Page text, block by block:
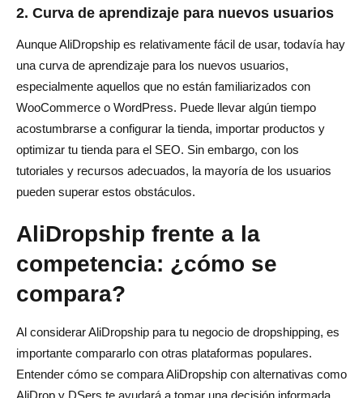
2. Curva de aprendizaje para nuevos usuarios
Aunque AliDropship es relativamente fácil de usar, todavía hay
una curva de aprendizaje para los nuevos usuarios,
especialmente aquellos que no están familiarizados con
WooCommerce o WordPress. Puede llevar algún tiempo
acostumbrarse a configurar la tienda, importar productos y
optimizar tu tienda para el SEO. Sin embargo, con los
tutoriales y recursos adecuados, la mayoría de los usuarios
pueden superar estos obstáculos.
AliDropship frente a la
competencia: ¿cómo se
compara?
Al considerar AliDropship para tu negocio de dropshipping, es
importante compararlo con otras plataformas populares.
Entender cómo se compara AliDropship con alternativas como
AliDrop y DSers te ayudará a tomar una decisión informada.